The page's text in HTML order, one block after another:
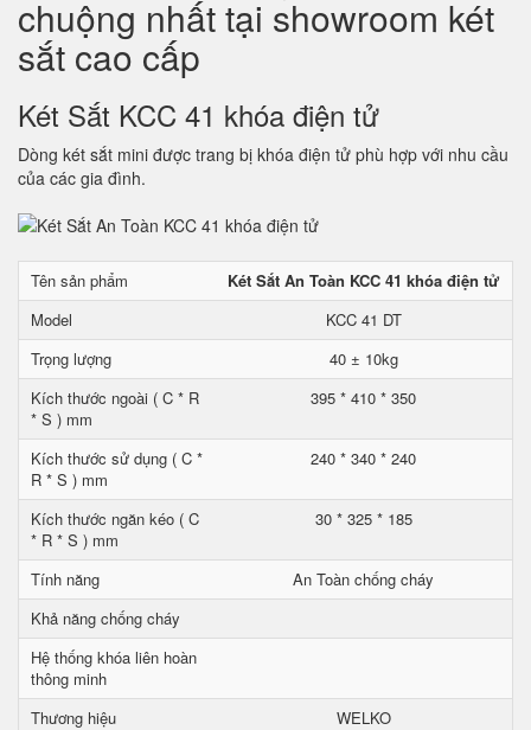
chuộng nhất tại showroom két
sắt cao cấp
Két Sắt KCC 41 khóa điện tử
Dòng két sắt mini được trang bị khóa điện tử phù hợp với nhu cầu
của các gia đình.
Tên sản phẩm
Két Sắt An Toàn KCC 41 khóa điện tử
Model
KCC 41 DT
Trọng lượng
40 ± 10kg
Kích thước ngoài ( C * R
* S ) mm
395 * 410 * 350
Kích thước sử dụng ( C *
R * S ) mm
240 * 340 * 240
Kích thước ngăn kéo ( C
* R * S ) mm
30 * 325 * 185
Tính năng
An Toàn chống cháy
Khả năng chống cháy
Hệ thống khóa liên hoàn
thông minh
Thương hiệu
WELKO